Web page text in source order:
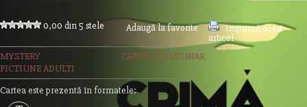
0,00 din 5 stele Adaugă la favorite
Imprimă acest
articol
MYSTERY
CARTE DE BUZUNAR
FICTIUNE ADULTI
Cartea este prezentă în formatele: